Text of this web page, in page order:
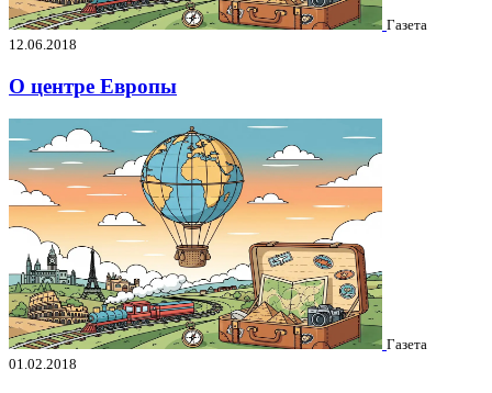
Газета
12.06.2018
О центре Европы
Газета
01.02.2018